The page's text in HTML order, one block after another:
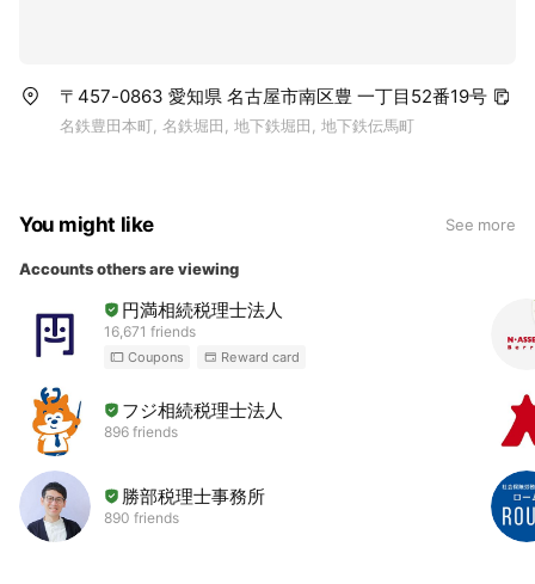
〒457-0863 愛知県 名古屋市南区豊 一丁目52番19号
名鉄豊田本町, 名鉄堀田, 地下鉄堀田, 地下鉄伝馬町
You might like See more
Accounts others are viewing
円満相続税理士法人
16,671 friends
Coupons Reward card
フジ相続税理士法人
896 friends
勝部税理士事務所
890 friends